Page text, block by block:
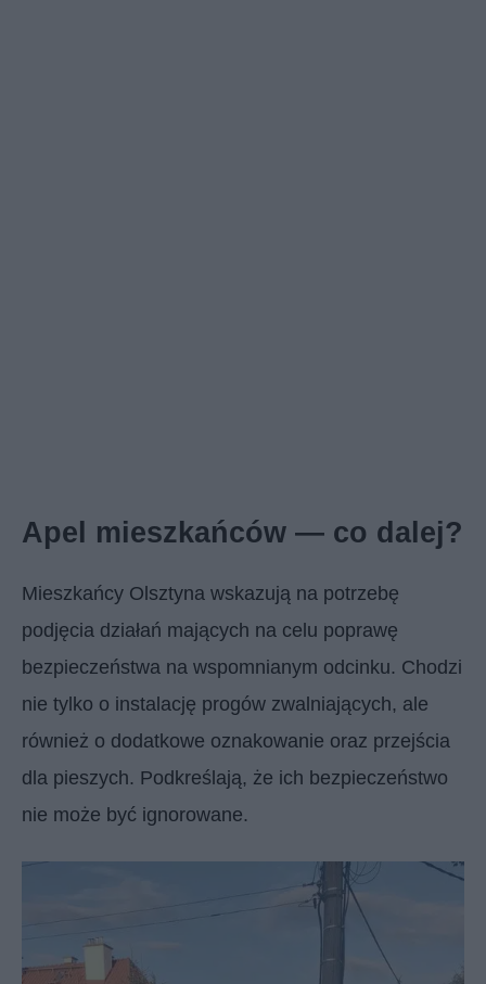
Apel mieszkańców — co dalej?
Mieszkańcy Olsztyna wskazują na potrzebę
podjęcia działań mających na celu poprawę
bezpieczeństwa na wspomnianym odcinku. Chodzi
nie tylko o instalację progów zwalniających, ale
również o dodatkowe oznakowanie oraz przejścia
dla pieszych. Podkreślają, że ich bezpieczeństwo
nie może być ignorowane.